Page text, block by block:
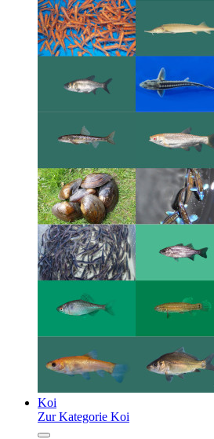
Koi
Zur Kategorie Koi